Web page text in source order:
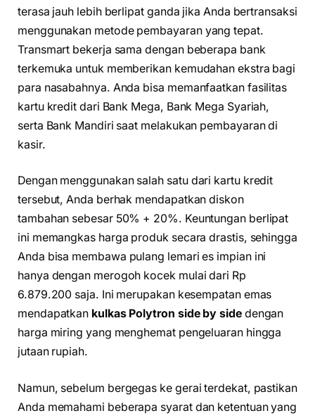
terasa jauh lebih berlipat ganda jika Anda bertransaksi
menggunakan metode pembayaran yang tepat.
Transmart bekerja sama dengan beberapa bank
terkemuka untuk memberikan kemudahan ekstra bagi
para nasabahnya. Anda bisa memanfaatkan fasilitas
kartu kredit dari Bank Mega, Bank Mega Syariah,
serta Bank Mandiri saat melakukan pembayaran di
kasir.
Dengan menggunakan salah satu dari kartu kredit
tersebut, Anda berhak mendapatkan diskon
tambahan sebesar 50% + 20%. Keuntungan berlipat
ini memangkas harga produk secara drastis, sehingga
Anda bisa membawa pulang lemari es impian ini
hanya dengan merogoh kocek mulai dari Rp
6.879.200 saja. Ini merupakan kesempatan emas
mendapatkan kulkas Polytron side by sidedengan
harga miring yang menghemat pengeluaran hingga
jutaan rupiah.
Namun, sebelum bergegas ke gerai terdekat, pastikan
Anda memahami beberapa syarat dan ketentuan yang